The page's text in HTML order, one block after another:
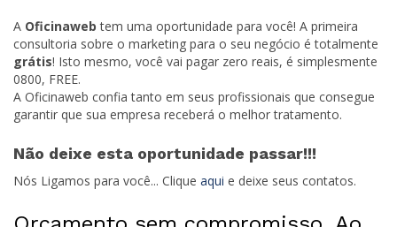
A Oficinaweb tem uma oportunidade para você! A primeira
consultoria sobre o marketing para o seu negócio é totalmente
grátis! Isto mesmo, você vai pagar zero reais, é simplesmente
0800, FREE.
A Oficinaweb confia tanto em seus profissionais que consegue
garantir que sua empresa receberá o melhor tratamento.
Não deixe esta oportunidade passar!!!
Nós Ligamos para você... Clique aqui e deixe seus contatos.